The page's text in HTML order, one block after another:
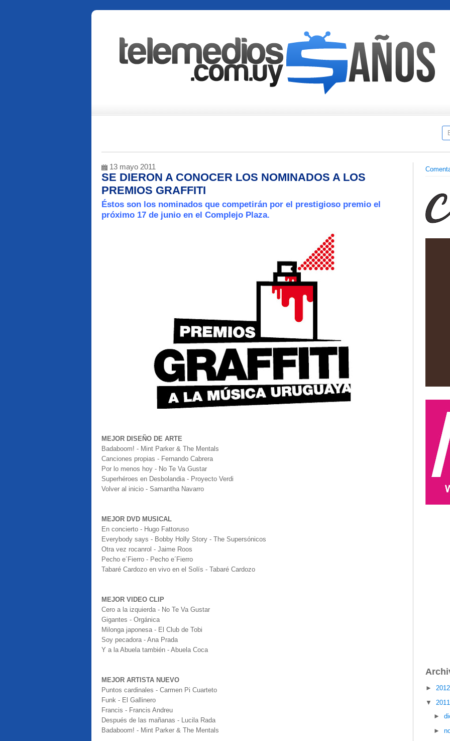
13 mayo 2011
SE DIERON A CONOCER LOS NOMINADOS A LOS
PREMIOS GRAFFITI
Éstos son los nominados que competirán por el prestigioso premio el
próximo 17 de junio en el Complejo Plaza.
MEJOR DISEÑO DE ARTE
Badaboom! - Mint Parker & The Mentals
Canciones propias - Fernando Cabrera
Por lo menos hoy - No Te Va Gustar
Superhéroes en Desbolandia - Proyecto Verdi
Volver al inicio - Samantha Navarro
MEJOR DVD MUSICAL
En concierto - Hugo Fattoruso
Everybody says - Bobby Holly Story - The Supersónicos
Otra vez rocanrol - Jaime Roos
Pecho e´Fierro - Pecho e´Fierro
Tabaré Cardozo en vivo en el Solís - Tabaré Cardozo
MEJOR VIDEO CLIP
Cero a la izquierda - No Te Va Gustar
Gigantes - Orgánica
Milonga japonesa - El Club de Tobi
Soy pecadora - Ana Prada
Y a la Abuela también - Abuela Coca
MEJOR ARTISTA NUEVO
Puntos cardinales - Carmen Pi Cuarteto
Funk - El Gallinero
Francis - Francis Andreu
Después de las mañanas - Lucila Rada
Badaboom! - Mint Parker & The Mentals
►
▼
►
►